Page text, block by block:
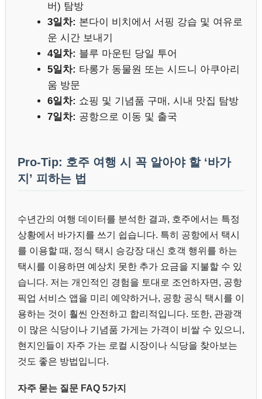
버) 탐방
3일차: 본다이 비치에서 서핑 강습 및 여유로
운 시간 보내기
4일차: 블루 마운틴 당일 투어
5일차: 타롱가 동물원 또는 시드니 아쿠아리
움 방문
6일차: 쇼핑 및 기념품 구매, 시내 맛집 탐방
7일차: 공항으로 이동 및 출국
Pro-Tip: 호주 여행 시 꼭 알아야 할 ‘바가
지’ 피하는 법
수년간의 여행 데이터를 분석한 결과, 호주에서는 특정
상황에서 바가지를 쓰기 쉽습니다. 특히 공항에서 택시
를 이용할 때, 정식 택시 승강장 대신 호객 행위를 하는
택시를 이용하면 예상치 못한 추가 요금을 지불할 수 있
습니다. 저는 개인적인 경험을 토대로 조언하자면, 공항
픽업 서비스 앱을 미리 예약하거나, 공항 공식 택시를 이
용하는 것이 훨씬 안전하고 합리적입니다. 또한, 관광객
이 많은 식당이나 기념품 가게는 가격이 비쌀 수 있으니,
현지인들이 자주 가는 로컬 시장이나 식당을 찾아보는
것도 좋은 방법입니다.
자주 묻는 질문 FAQ 5가지